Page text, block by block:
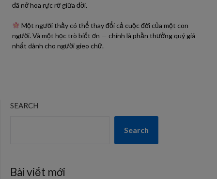
đã nở hoa rực rỡ giữa đời.
Một người thầy có thể thay đổi cả cuộc đời của một con
người. Và một học trò biết ơn — chính là phần thưởng quý giá
nhất dành cho người gieo chữ.
SEARCH
Search
Bài viết mới